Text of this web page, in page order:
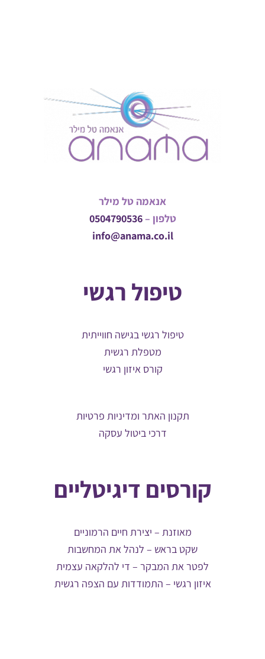
אנאמה טל מילר
טלפון –0504790536
info@anama.co.il
טיפול רגשי
טיפול רגשי בגישה חווייתית
מטפלת רגשית
קורס איזון רגשי
תקנון האתר ומדיניות פרטיות
דרכי ביטול עסקה
קורסים דיגיטליים
מאוזנת – יצירת חיים הרמוניים
שקט בראש – לנהל את המחשבות
לפטר את המבקר – די להלקאה עצמית
איזון רגשי – התמודדות עם הצפה רגשית